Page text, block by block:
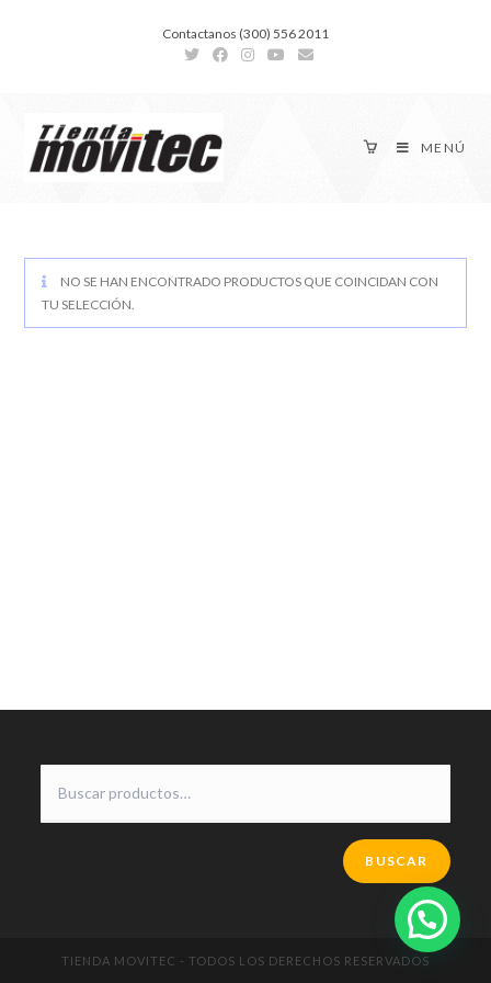
Contactanos (300) 556 2011
MENÚ
NO SE HAN ENCONTRADO PRODUCTOS QUE COINCIDAN CON
TU SELECCIÓN.
BUSCAR
TIENDA MOVITEC - TODOS LOS DERECHOS RESERVADOS